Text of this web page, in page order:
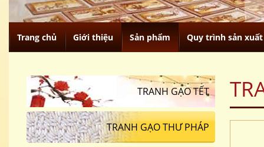
Trang chủ Giới thiệu Sản phẩm Quy trình sản xuất
TRANH GẠO TẾT
TRANH GẠO THƯ PHÁP